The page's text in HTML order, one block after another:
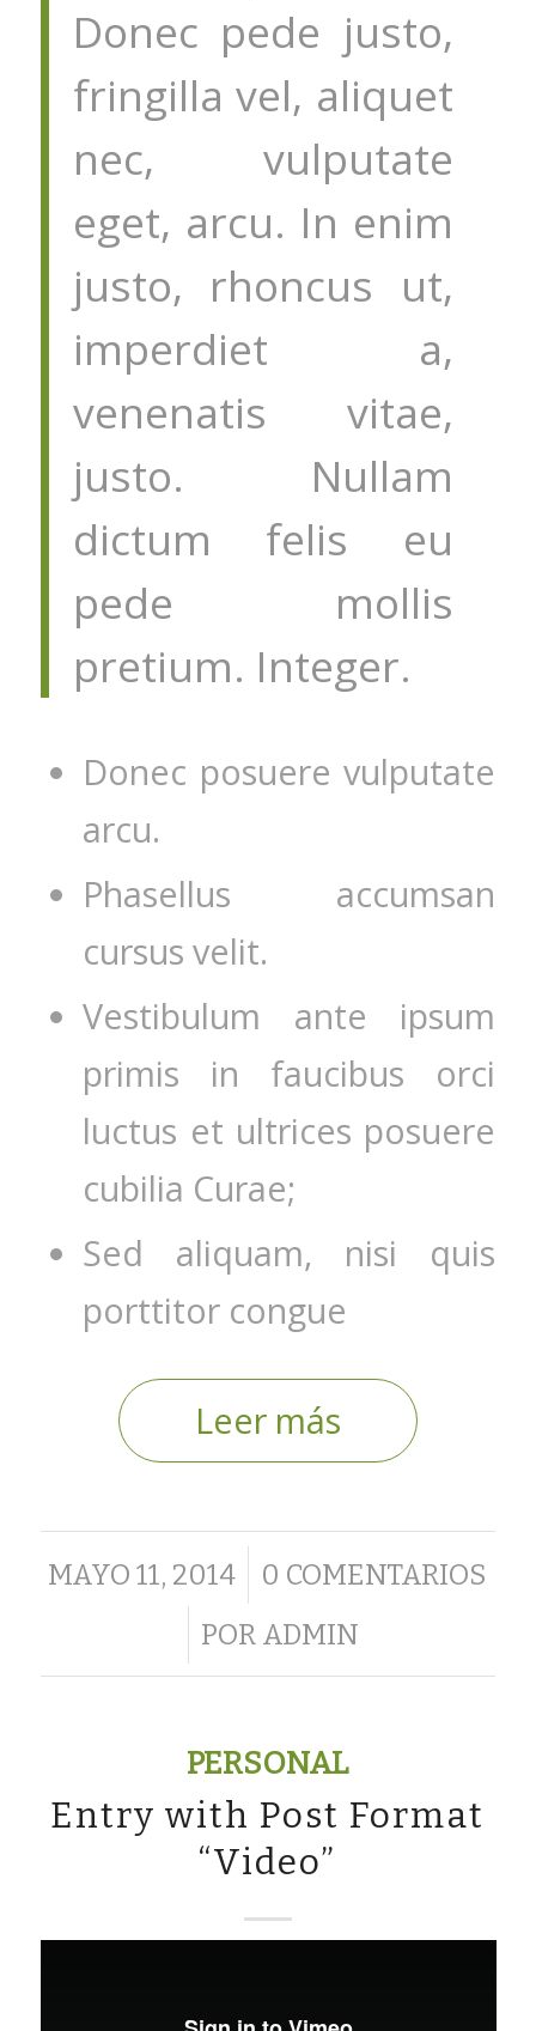
Donec pede justo,
fringilla vel, aliquet
nec, vulputate
eget, arcu. In enim
justo, rhoncus ut,
imperdiet a,
venenatis vitae,
justo. Nullam
dictum felis eu
pede mollis
pretium. Integer.
Donec posuere vulputate
arcu.
Phasellus accumsan
cursus velit.
Vestibulum ante ipsum
primis in faucibus orci
luctus et ultrices posuere
cubilia Curae;
Sed aliquam, nisi quis
porttitor congue
Leer más
MAYO 11, 2014
/ 0 COMENTARIOS
POR ADMIN
PERSONAL
Entry with Post Format
“Video”